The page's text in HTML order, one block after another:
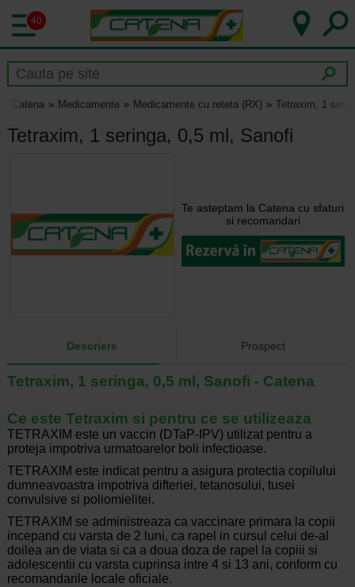
40
Catena Medicamente Medicamente cu reteta (RX) Tetraxim, 1
Tetraxim, 1 seringa, 0,5 ml, Sanofi
Te asteptam la Catena cu sfaturi
si recomandari
Descriere Prospect
Tetraxim, 1 seringa, 0,5 ml, Sanofi - Catena
Ce este Tetraxim si pentru ce se utilizeaza
TETRAXIM este un vaccin (DTaP-IPV) utilizat pentru a
proteja impotriva urmatoarelor boli infectioase.
TETRAXIM este indicat pentru a asigura protectia copilului
dumneavoastra impotriva difteriei, tetanosului, tusei
convulsive si poliomielitei.
TETRAXIM se administreaza ca vaccinare primara la copii
incepand cu varsta de 2 luni, ca rapel in cursul celui de-al
doilea an de viata si ca a doua doza de rapel la copiii si
adolescentii cu varsta cuprinsa intre 4 si 13 ani, conform cu
recomandarile locale oficiale.